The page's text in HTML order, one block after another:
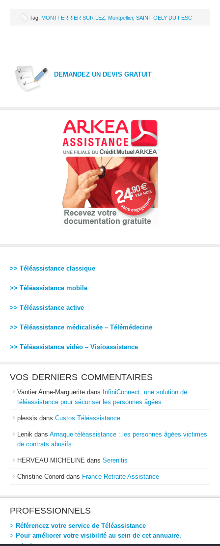
Tag: MONTFERRIER SUR LEZ Montpellier, SAINT GELY DU FESC
DEMANDEZ UN DEVIS GRATUIT
>> Téléassistance classique
>> Téléassistance mobile
>> Téléassistance active
>> Téléassistance médicalisée – Télémédecine
>> Téléassistance vidéo – Visioassistance
VOS DERNIERS COMMENTAIRES
Vantier Anne-Marguerite dans InfiniConnect, une solution de
téléassistance pour sécuriser les personnes âgées
plessis dans Custos Téléassistance
Lenik dans Arnaque téléassistance : les personnes âgées victimes
de contrats abusifs
HERVEAU MICHELINE dans Serenitis
Christine Conord dans France Retraite Assistance
PROFESSIONNELS
> Référencez votre service de Téléassistance
> Pour améliorer votre visibilité au sein de cet annuaire,